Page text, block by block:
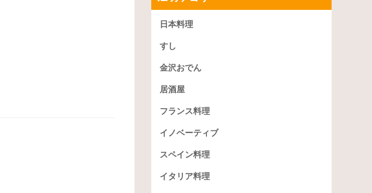
日本料理
すし
金沢おでん
居酒屋
フランス料理
イノベーティブ
スペイン料理
イタリア料理